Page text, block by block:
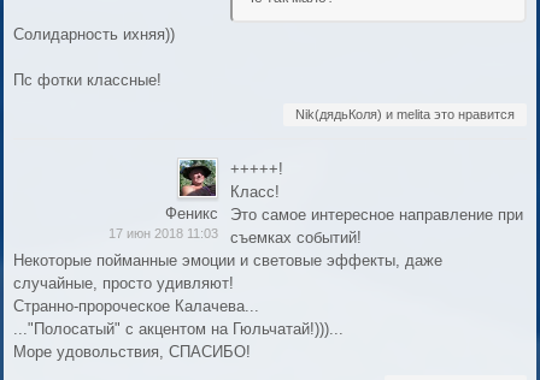
Солидарность ихняя))
Пс фотки классные!
Nik(дядьКоля) и melita это нравится
Феникс
17 июн 2018 11:03
+++++!
Класс!
Это самое интересное направление при
съемках событий!
Некоторые пойманные эмоции и световые эффекты, даже
случайные, просто удивляют!
Странно-пророческое Калачева...
..."Полосатый" с акцентом на Гюльчатай!)))...
Море удовольствия, СПАСИБО!